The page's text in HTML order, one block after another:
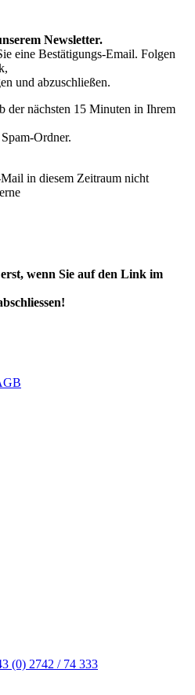
Newsletter.
eine Bestätigungs-Email. Folgen
und abzuschließen.
der nächsten 15 Minuten in Ihrem
Ordner.
in diesem Zeitraum nicht
wenn Sie auf den Link im
(0) 2742 / 74 333